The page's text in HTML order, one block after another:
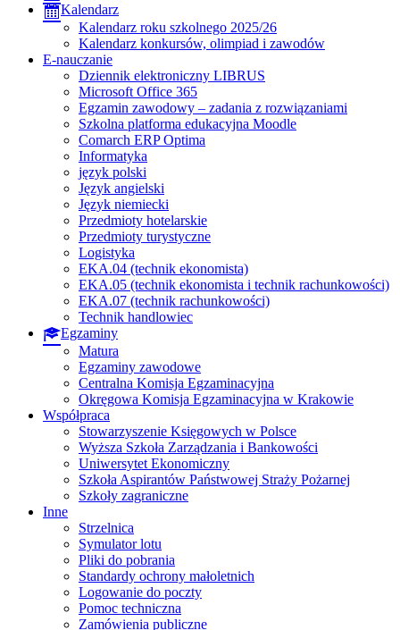
Kalendarz
Kalendarz roku szkolnego 2025/26
Kalendarz konkursów, olimpiad i zawodów
E-nauczanie
Dziennik elektroniczny LIBRUS
Microsoft Office 365
Egzamin zawodowy – zadania z rozwiązaniami
Szkolna platforma edukacyjna Moodle
Comarch ERP Optima
Informatyka
język polski
Język angielski
Język niemiecki
Przedmioty hotelarskie
Przedmioty turystyczne
Logistyka
EKA.04 (technik ekonomista)
EKA.05 (technik ekonomista i technik rachunkowości)
EKA.07 (technik rachunkowości)
Technik handlowiec
Egzaminy
Matura
Egzaminy zawodowe
Centralna Komisja Egzaminacyjna
Okręgowa Komisja Egzaminacyjna w Krakowie
Współpraca
Stowarzyszenie Księgowych w Polsce
Wyższa Szkoła Zarządzania i Bankowości
Uniwersytet Ekonomiczny
Szkoła Aspirantów Państwowej Straży Pożarnej
Szkoły zagraniczne
Inne
Strzelnica
Symulator lotu
Pliki do pobrania
Standardy ochrony małoletnich
Logowanie do poczty
Pomoc techniczna
Zamówienia publiczne